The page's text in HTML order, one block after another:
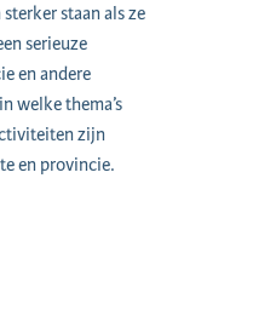
staan als ze
serieuze
en andere
welke thema’s
zijn
en provincie.